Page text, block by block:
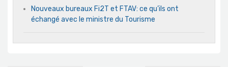
Nouveaux bureaux Fi2T et FTAV: ce qu’ils ont
échangé avec le ministre du Tourisme